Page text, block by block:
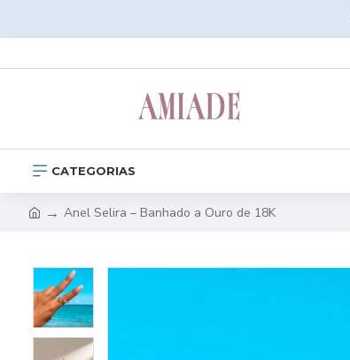
CATEGORIAS
Anel Selira – Banhado a Ouro de 18K